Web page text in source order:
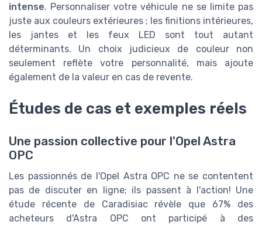
intense. Personnaliser votre véhicule ne se limite pas
juste aux couleurs extérieures ; les finitions intérieures,
les jantes et les feux LED sont tout autant
déterminants. Un choix judicieux de couleur non
seulement reflète votre personnalité, mais ajoute
également de la valeur en cas de revente.
Études de cas et exemples réels
Une passion collective pour l'Opel Astra
OPC
Les passionnés de l'Opel Astra OPC ne se contentent
pas de discuter en ligne; ils passent à l'action! Une
étude récente de Caradisiac révèle que 67% des
acheteurs d'Astra OPC ont participé à des